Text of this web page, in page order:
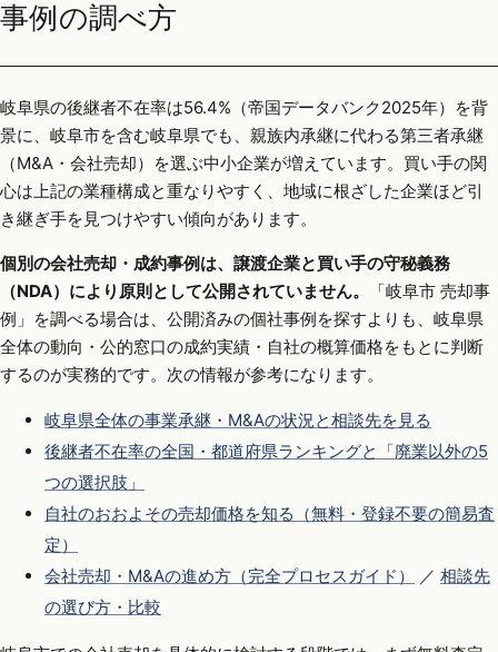
事例の調べ方
岐阜県の後継者不在率は56.4%（帝国データバンク2025年）を背
景に、岐阜市を含む岐阜県でも、親族内承継に代わる第三者承継
（M&A・会社売却）を選ぶ中小企業が増えています。買い手の関
心は上記の業種構成と重なりやすく、地域に根ざした企業ほど引
き継ぎ手を見つけやすい傾向があります。
個別の会社売却・成約事例は、譲渡企業と買い手の守秘義務
（NDA）により原則として公開されていません。
「岐阜市 売却事
例」を調べる場合は、公開済みの個社事例を探すよりも、岐阜県
全体の動向・公的窓口の成約実績・自社の概算価格をもとに判断
するのが実務的です。次の情報が参考になります。
岐阜県全体の事業承継・M&Aの状況と相談先を見る
後継者不在率の全国・都道府県ランキングと「廃業以外の5
つの選択肢」
自社のおおよその売却価格を知る（無料・登録不要の簡易査
定）
会社売却・M&Aの進め方（完全プロセスガイド）
／ 相談先
の選び方・比較